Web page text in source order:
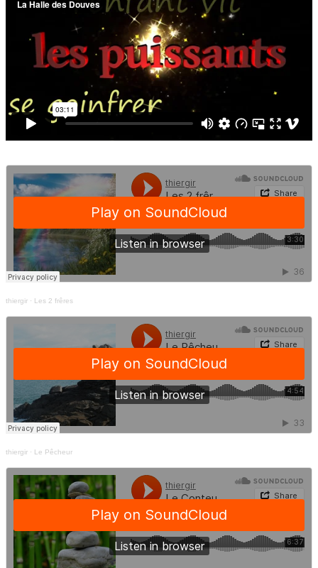
thiergir · Les 2 frêres
thiergir · Le Pêcheur